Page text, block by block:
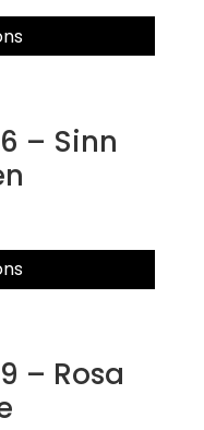
– Sinn
– Rosa